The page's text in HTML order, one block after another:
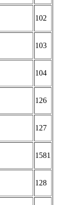
102
103
104
126
127
1581
128